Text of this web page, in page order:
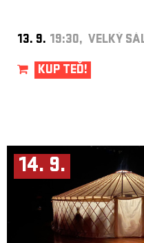
13. 9. 19:30, VELKÝ
KUP TEĎ!
14. 9.